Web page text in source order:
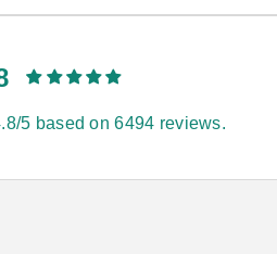
5 based on 6494 reviews.